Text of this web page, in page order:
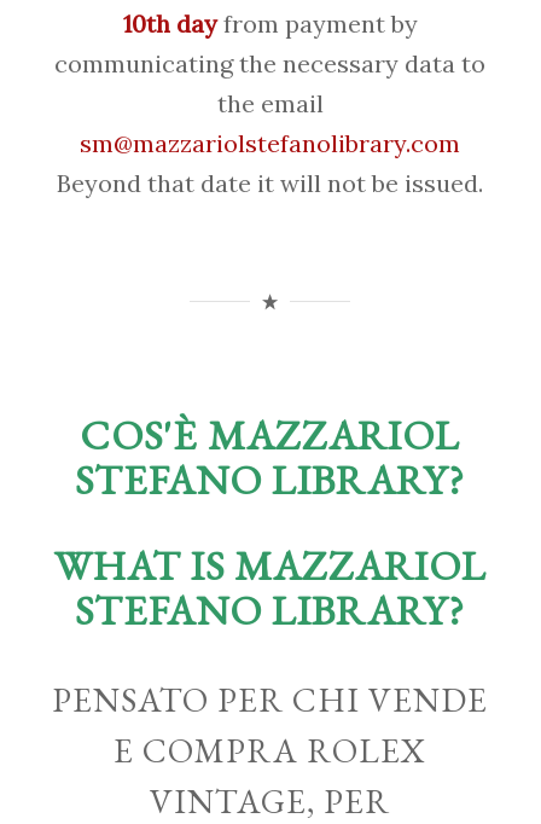
10th dayfrom payment by
communicating the necessary data to
the email
sm@mazzariolstefanolibrary.com
Beyond that date it will not be issued.
COS'È MAZZARIOL
STEFANO LIBRARY?
WHAT IS MAZZARIOL
STEFANO LIBRARY?
PENSATO PER CHI VENDE
E COMPRA ROLEX
VINTAGE, PER